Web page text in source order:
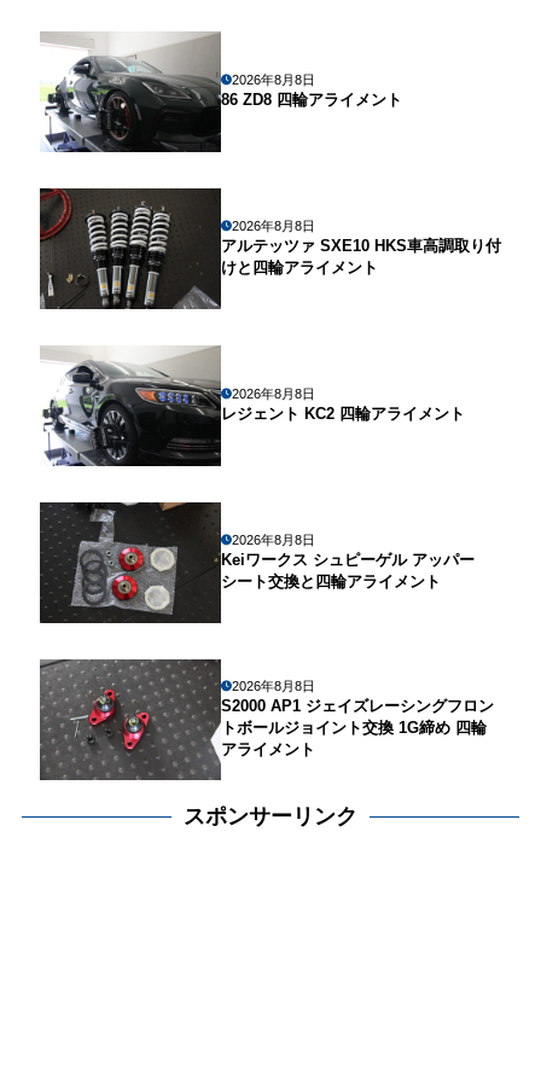
2026年8月8日
86 ZD8 四輪アライメント
2026年8月8日
アルテッツァ SXE10 HKS車高調取り付
けと四輪アライメント
2026年8月8日
レジェント KC2 四輪アライメント
2026年8月8日
Keiワークス シュピーゲル アッパー
シート交換と四輪アライメント
2026年8月8日
S2000 AP1 ジェイズレーシングフロン
トボールジョイント交換 1G締め 四輪
アライメント
スポンサーリンク